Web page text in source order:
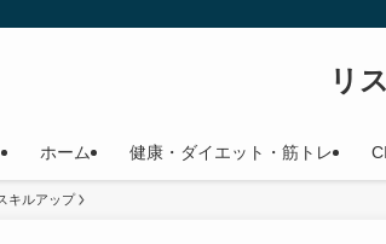
リ
ホーム 健康・ダイエット・筋トレ
キルアップ